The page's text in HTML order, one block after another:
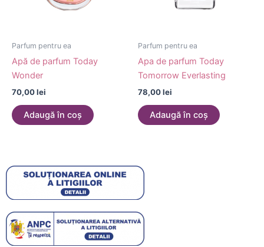
Parfum pentru ea
Apă de parfum Today
Wonder
70,00lei
Adaugă în coș
Parfum pentru ea
Apa de parfum Today
Tomorrow Everlasting
78,00lei
Adaugă în coș